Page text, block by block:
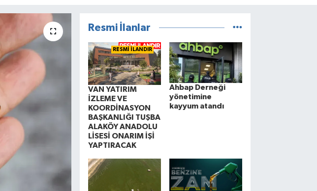
Resmi İlanlar
RESMİ İLANDIR
VAN YATIRIM
İZLEME VE
KOORDİNASYON
BAŞKANLIĞI TUŞBA
ALAKÖY ANADOLU
LİSESİ ONARIM İŞİ
YAPTIRACAK
Ahbap Derneği
yönetimine
kayyum atandı